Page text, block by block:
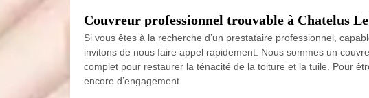
Couvreur professionnel trouvable à Chatelus
Si vous êtes à la recherche d’un prestataire professionnel,
invitons de nous faire appel rapidement. Nous sommes un
complet pour restaurer la ténacité de la toiture et la tuile. Pour
encore d’engagement.